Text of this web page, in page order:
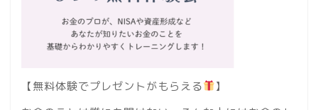
【無料体験でプレゼントがもらえる
】